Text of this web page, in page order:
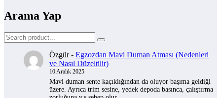
Arama Yap
Özgür- Egzozdan Mavi Duman Atması (Nedenleri
ve Nasıl Düzeltilir)
10 Aralık 2025
Mavi duman sente kaçıklığından da oluyor başıma geldiği
üzere. Ayrıca trim sesine, yedek depoda basınca, çalıştırma